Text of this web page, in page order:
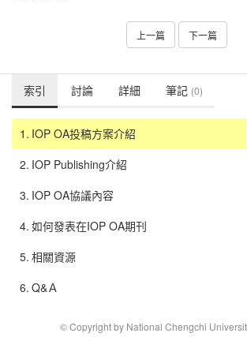
上一篇 下一篇
索引 討論 詳細 筆記 (0)
1. IOP OA投稿方案介紹
2. IOP Publishing介紹
3. IOP OA協議內容
4. 如何發表在IOP OA期刊
5. 相關資源
6. Q&Ａ
© Copyright by National Chengchi